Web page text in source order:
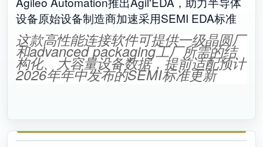
设备原始设备制造商加速采用SEMI EDA标准
这款高性能连接软件可提供一级晶圆厂
和advanced packaging工厂所需的结
构化、大容量设备数据，提前适配预计
2026年年中发布的SEMI标准更新